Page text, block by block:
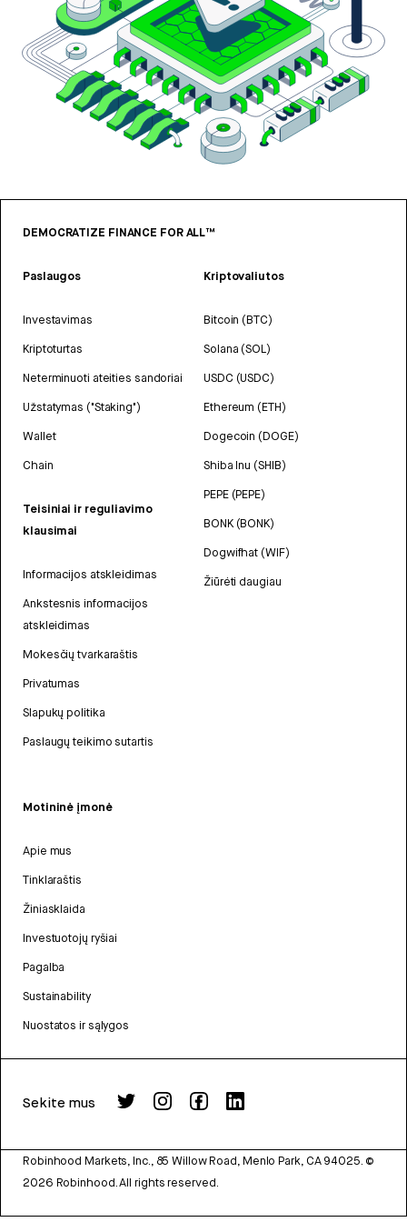
DEMOCRATIZE FINANCE FOR ALL™
Paslaugos
Investavimas
Kriptoturtas
Neterminuoti ateities sandoriai
Užstatymas ("Staking")
Wallet
Chain
Teisiniai ir reguliavimo
klausimai
Informacijos atskleidimas
Ankstesnis informacijos
atskleidimas
Mokesčių tvarkaraštis
Privatumas
Slapukų politika
Paslaugų teikimo sutartis
Kriptovaliutos
Bitcoin (BTC)
Solana (SOL)
USDC (USDC)
Ethereum (ETH)
Dogecoin (DOGE)
Shiba Inu (SHIB)
PEPE (PEPE)
BONK (BONK)
Dogwifhat (WIF)
Žiūrėti daugiau
Motininė įmonė
Apie mus
Tinklaraštis
Žiniasklaida
Investuotojų ryšiai
Pagalba
Sustainability
Nuostatos ir sąlygos
Sekite mus
Robinhood Markets, Inc., 85 Willow Road, Menlo Park, CA 94025. ©
2026 Robinhood. All rights reserved.